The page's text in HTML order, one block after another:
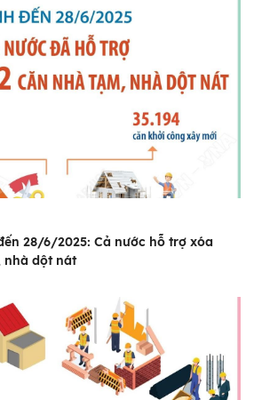
28/6/2025: Cả nước hỗ trợ xóa
nhà dột nát